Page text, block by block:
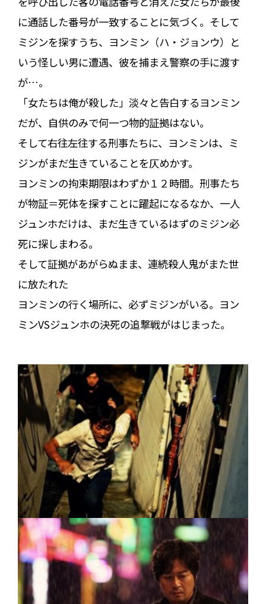
に通話した番号が一致することに気づく。そして
ミジンを探すうち、ヨンミン（ハ・ジョンウ）と
いう怪しい男に遭遇、彼を捕まえ警察の手に渡す
が…。
「女たちは俺が殺した」淡々と告白するヨンミン
だが、自供のみで何一つ物的証拠はない。
そして右往左往する刑事たちに、ヨンミンは、ミ
ジンがまだ生きていることを仄めかす。
ヨンミンの拘束期限はわずか１２時間。刑事たち
が物証＝死体を探すことに躍起になるなか、一人
ジュンホだけは、まだ生きているはずのミジン必
死に探しまわる。
そして証拠があがらぬまま、連続殺人鬼がまた世
に放たれた――
ヨンミンの行く場所に、必ずミジンがいる。ヨン
ミンVSジュンホの決死の追撃戦がはじまった。